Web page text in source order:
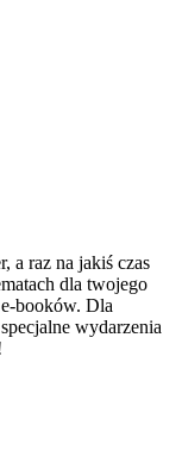
a raz na jakiś czas
dla twojego
booków. Dla
wydarzenia